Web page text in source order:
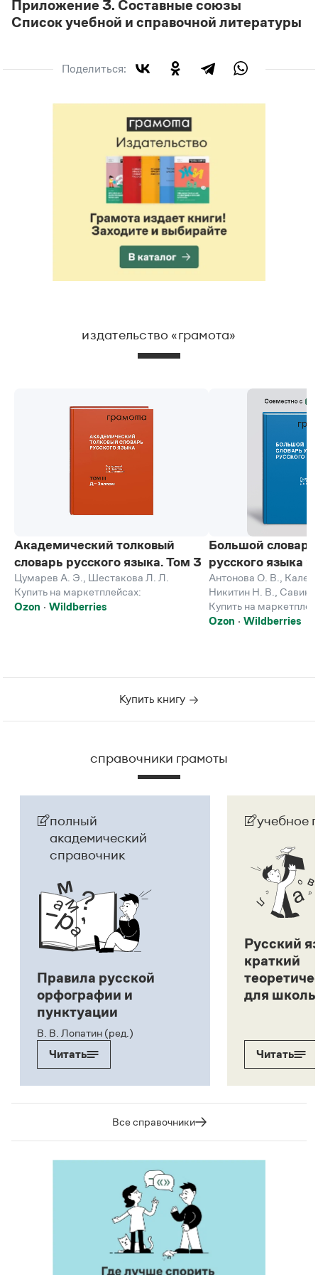
Приложение 3. Составные союзы
Список учебной и справочной литературы
Поделиться:
издательство «грамота»
Академический толковый
словарь русского языка. Том 3
Цумарев А. Э.
Шестакова Л. Л.
Купить на маркетплейсах:
Ozon
Wildberries
Большой
русского языка
Антонова О. В.
Никитин Н. В.
Купить на
Ozon
Wildberries
Купить книгу
справочники грамоты
полный
академический
справочник
Правила русской
орфографии и
пунктуации
В. В. Лопатин (ред.)
Читать
учебное
Русский
краткий
для
Читать
Все справочники